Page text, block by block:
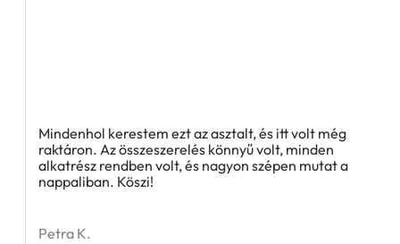
Mindenhol kerestem ezt az asztalt, és itt volt még
raktáron. Az összeszerelés könnyű volt, minden
alkatrész rendben volt, és nagyon szépen mutat a
nappaliban. Köszi!
Petra K.